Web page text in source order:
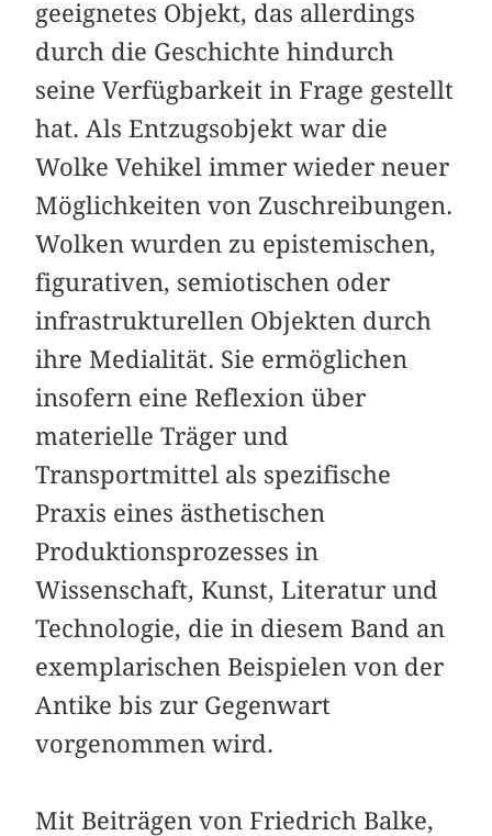
geeignetes Objekt, das allerdings
durch die Geschichte hindurch
seine Verfügbarkeit in Frage gestellt
hat. Als Entzugsobjekt war die
Wolke Vehikel immer wieder neuer
Möglichkeiten von Zuschreibungen.
Wolken wurden zu epistemischen,
figurativen, semiotischen oder
infrastrukturellen Objekten durch
ihre Medialität. Sie ermöglichen
insofern eine Reflexion über
materielle Träger und
Transportmittel als spezifische
Praxis eines ästhetischen
Produktionsprozesses in
Wissenschaft, Kunst, Literatur und
Technologie, die in diesem Band an
exemplarischen Beispielen von der
Antike bis zur Gegenwart
vorgenommen wird.
Mit Beiträgen von Friedrich Balke,